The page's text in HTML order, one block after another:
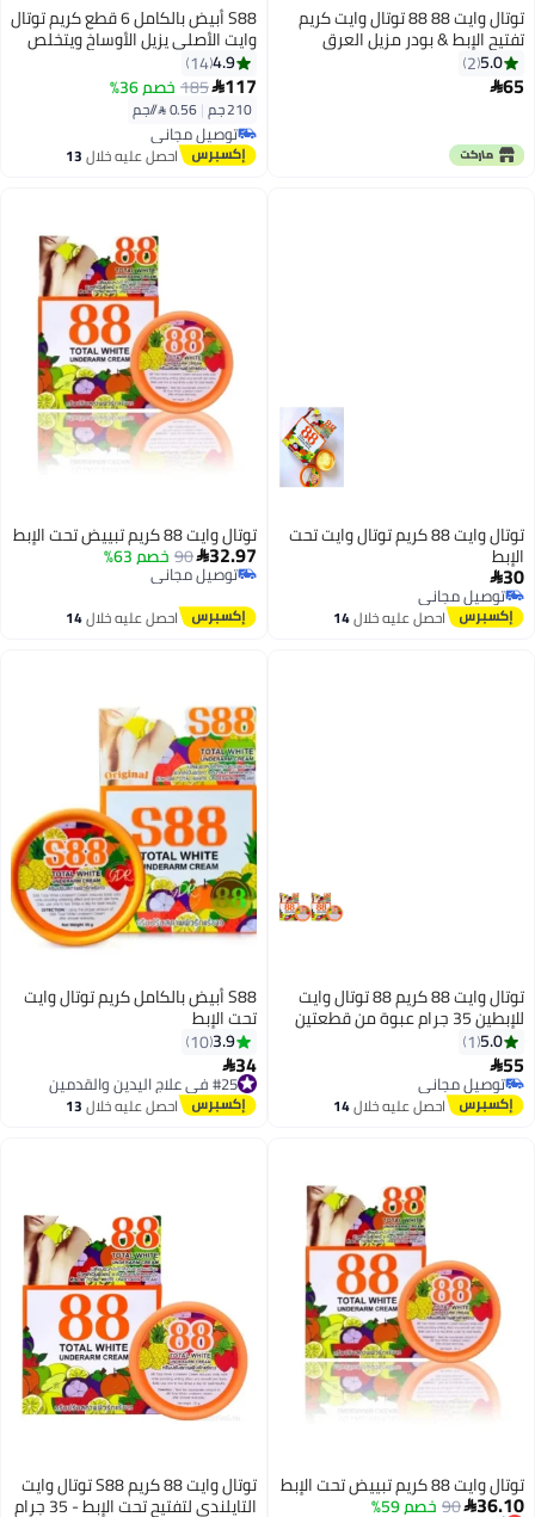
توتال وايت 88 88 توتال وايت كريم
تفتيح الإبط & بودر مزيل العرق
التايلاندي
5.0
2
65
S88 أبيض بالكامل 6 قطع كريم توتال
وايت الأصلي يزيل الأوساخ ويتخلص
من الروائح ويفتح البشرة مع تحفيز
مرونة الجلد .35 جرام
4.9
14
117
185 خصم 36%
210 جم |
توصيل مجاني
توصيل مجانياحصل عليه خلال13
توتال وايت 88 كريم توتال وايت تحت
الإبط
30
توصيل مجاني
توصيل مجانياحصل عليه خلال14
توتال وايت 88 كريم تبييض تحت الإبط
32.97
90 خصم 63%
توصيل مجاني
توصيل مجاني
احصل عليه خلال14
توتال وايت 88 كريم 88 توتال وايت
للإبطين 35 جرام عبوة من قطعتين
5.0
1
55
توصيل مجاني
توصيل مجانياحصل عليه خلال14
S88 أبيض بالكامل كريم توتال وايت
تحت الإبط
3.9
10
34#25 في علاج اليدين والقدمين
توصيل مجاني
#25 في علاج اليدين والقدمين احصل عليه خلال13
توتال وايت 88 كريم تبييض تحت الإبط
36.10
90 خصم 59%
أقل سعر في السنة
توتال وايت 88 كريم S88 توتال وايت
التايلندي لتفتيح تحت الإبط - 35 جرام